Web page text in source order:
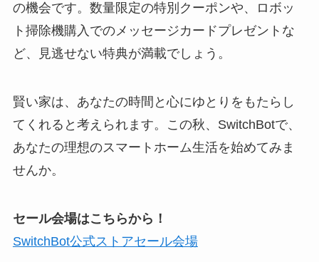
の機会です。数量限定の特別クーポンや、ロボッ
ト掃除機購入でのメッセージカードプレゼントな
ど、見逃せない特典が満載でしょう。
賢い家は、あなたの時間と心にゆとりをもたらし
てくれると考えられます。この秋、SwitchBotで、
あなたの理想のスマートホーム生活を始めてみま
せんか。
セール会場はこちらから！
SwitchBot公式ストアセール会場